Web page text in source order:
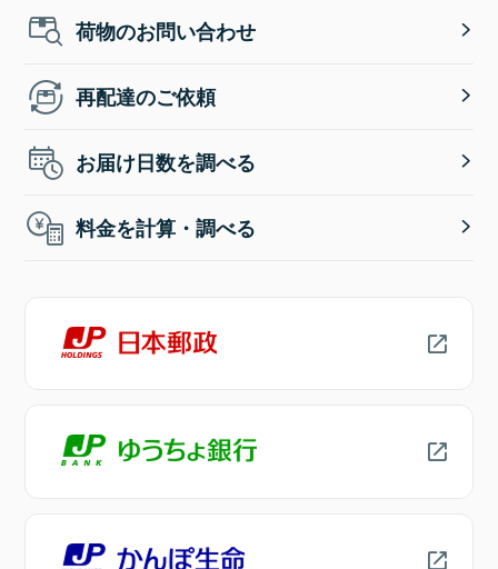
荷物のお問い合わせ
再配達のご依頼
お届け日数を調べる
料金を計算・調べる